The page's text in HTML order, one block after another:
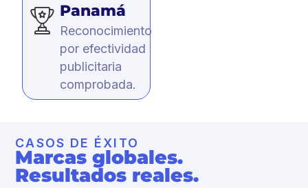
Panamá
Reconocimiento
por efectividad
publicitaria
comprobada.
CASOS DE ÉXITO
Marcas globales.
Resultados reales.